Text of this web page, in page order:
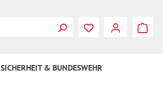
Du hast 0
SICHERHEIT & BUNDESWEHR